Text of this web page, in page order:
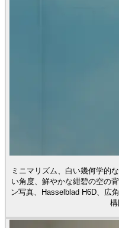
ミニマリズム、白い幾何学的
い角度、鮮やかな紺碧の空の
ン写真、Hasselblad H6D、広